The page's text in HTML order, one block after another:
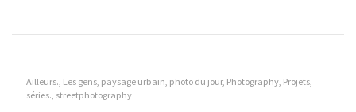
Ailleurs., Les gens, paysage urbain, photo du jour, Photography, Projets,
séries., streetphotography